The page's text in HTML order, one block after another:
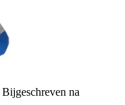
Bijgeschreven na